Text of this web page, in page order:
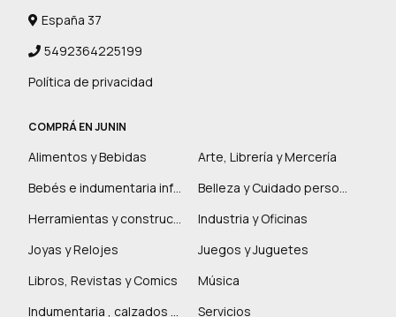
España 37
5492364225199
Política de privacidad
COMPRÁ EN JUNIN
Alimentos y Bebidas
Arte, Librería y Mercería
Bebés e indumentaria infantil
Belleza y Cuidado personal
Herramientas y construcción
Industria y Oficinas
Joyas y Relojes
Juegos y Juguetes
Libros, Revistas y Comics
Música
Indumentaria , calzados y marroquinería
Servicios